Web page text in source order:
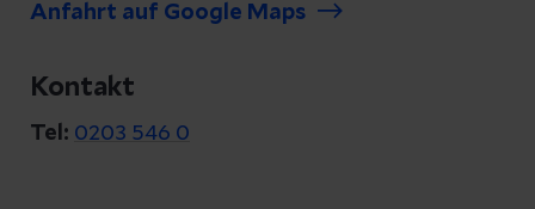
Anfahrt auf Google Maps
Kontakt
Tel: 0203 546 0